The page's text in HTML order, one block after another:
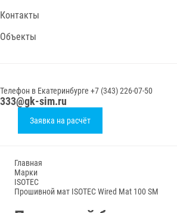
Контакты
Объекты
Телефон в Екатеринбурге +7 (343) 226-07-50
333@gk-sim.ru
Заявка на расчёт
Главная
Марки
ISOTEC
Прошивной мат ISOTEC Wired Mat 100 SM